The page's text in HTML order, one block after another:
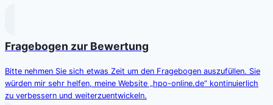
Fragebogen zur Bewertung
Bitte nehmen Sie sich etwas Zeit um den Fragebogen auszufüllen. Sie
würden mir sehr helfen, meine Website „hpo-online.de“ kontinuierlich
zu verbessern und weiterzuentwickeln.